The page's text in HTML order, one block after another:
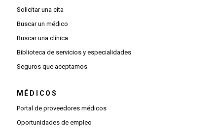
Solicitar una cita
Buscar un médico
Buscar una clínica
Biblioteca de servicios y especialidades
Seguros que aceptamos
MÉDICOS
Portal de proveedores médicos(Se abre una ventana nueva)
Oportunidades de empleo(Se abre una ventana nueva)